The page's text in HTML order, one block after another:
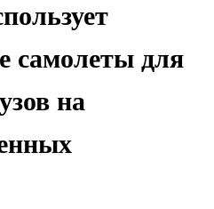
самолеты для
на